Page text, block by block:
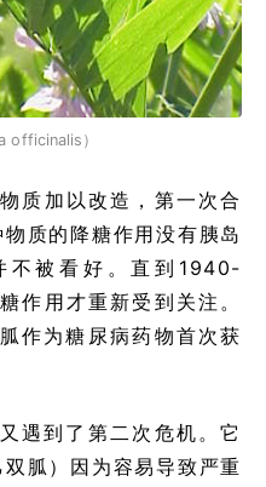
officinalis）
质加以改造，第一次合
质的降糖作用没有胰岛
不被看好。直到1940-
作用才重新受到关注。
作为糖尿病药物首次获
遇到了第二次危机。它
胍）因为容易导致严重